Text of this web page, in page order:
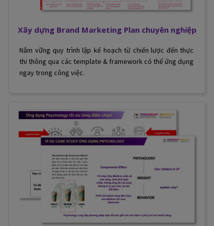
Nắm vững quy trình lập kế hoạch từ chiến lược đến thực
thi thông qua các template & framework có thể ứng dụng
ngay trong công việc.
Xây dựng Brand Marketing Plan chuyên nghiệp